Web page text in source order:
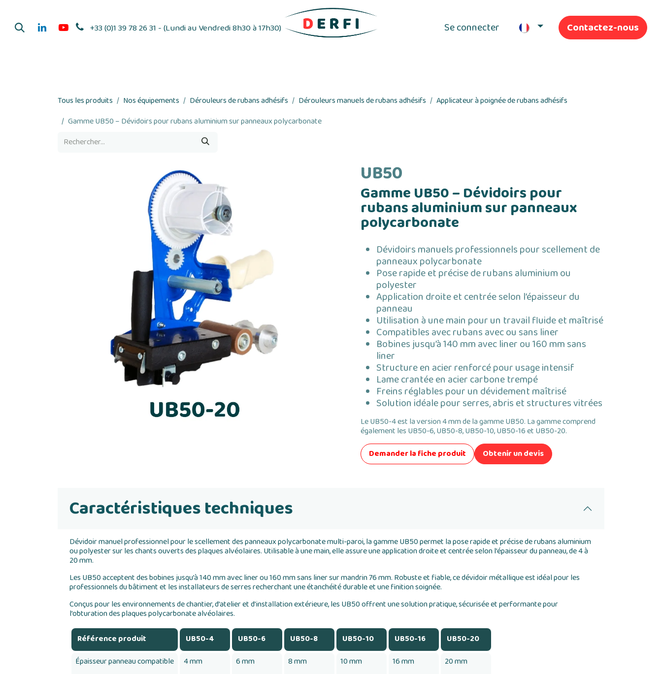
+33 (0)1 39 78 26 31 - (Lundi au Vendredi 8h30 à 17h30) Se connecter Contactez-nous
Tous les produits Nos équipements Dérouleurs de rubans adhésifs Dérouleurs manuels de rubans adhésifs
Applicateur à poignée de rubans adhésifs
Gamme UB50 – Dévidoirs pour rubans aluminium sur panneaux polycarbonate
UB50
Gamme UB50 – Dévidoirs pour
rubans aluminium sur panneaux
polycarbonate
Dévidoirs manuels professionnels pour scellement de
panneaux polycarbonate
Pose rapide et précise de rubans aluminium ou
polyester
Application droite et centrée selon l’épaisseur du
panneau
Utilisation à une main pour un travail fluide et maîtrisé
Compatibles avec rubans avec ou sans liner
Bobines jusqu’à 140 mm avec liner ou 160 mm sans
liner
Structure en acier renforcé pour usage intensif
Lame crantée en acier carbone trempé
Freins réglables pour un dévidement maîtrisé
Solution idéale pour serres, abris et structures vitrées
Le UB50-4 est la version 4 mm de la gamme UB50. La gamme comprend
également les UB50-6, UB50-8, UB50-10, UB50-16 et UB50-20.
Demander la fiche produit
Obtenir un devis
Caractéristiques techniques
Dévidoir manuel professionnel pour le scellement des panneaux polycarbonate multi-paroi, la gamme UB50 permet la pose rapide et précise de rubans aluminium
ou polyester sur les chants ouverts des plaques alvéolaires. Utilisable à une main, elle assure une application droite et centrée selon l’épaisseur du panneau, de 4 à
20 mm.
Les UB50 acceptent des bobines jusqu’à 140 mm avec liner ou 160 mm sans liner sur mandrin 76 mm. Robuste et fiable, ce dévidoir métallique est idéal pour les
professionnels du bâtiment et les installateurs de serres recherchant une étanchéité durable et une finition soignée.
Conçus pour les environnements de chantier, d’atelier et d’installation extérieure, les UB50 offrent une solution pratique, sécurisée et performante pour
l’obturation des plaques polycarbonate alvéolaires.
Référence produit UB50-4 UB50-6 UB50-8 UB50-10 UB50-16
UB50-20
Épaisseur panneau compatible
4 mm 6 mm 8 mm 10 mm 16 mm 20 mm